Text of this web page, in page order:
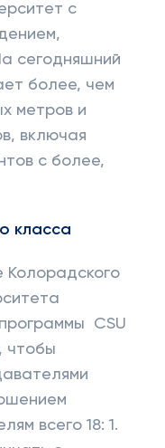
с
сегодняшний
более, чем
метров и
включая
с более,
класса
Колорадского
CSU
чтобы
всего 18: 1.